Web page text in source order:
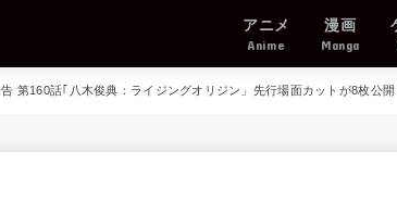
アニメ
Anime
漫画
Manga
第160話｢八木俊典：ライジングオリジン」先行場面カットが8枚公開